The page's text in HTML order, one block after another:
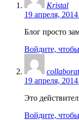
Kristal
19 апреля,
Блог просто
Войдите,
19 апреля,
Это
Войдите,